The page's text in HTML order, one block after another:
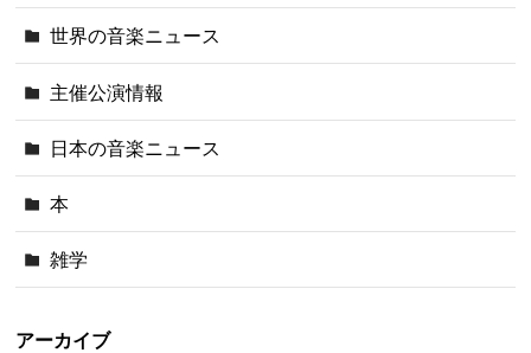
世界の音楽ニュース
主催公演情報
日本の音楽ニュース
本
雑学
アーカイブ